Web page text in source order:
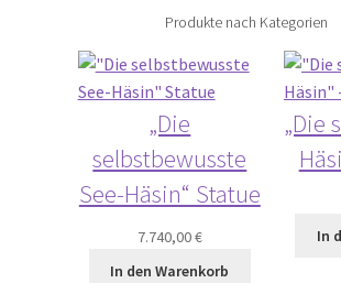
Produkte nach Kategorien
„Die
selbstbewusste
See-Häsin“ Statue
7.740,00€
In den Warenkorb
„Die
In